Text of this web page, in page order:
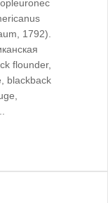
1792).
flounder,
blackback